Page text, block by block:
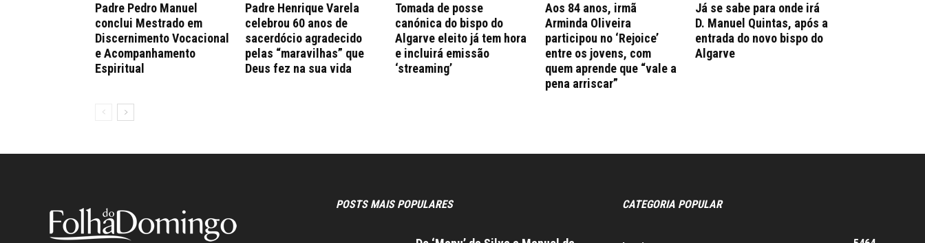
Padre Pedro Manuel
conclui Mestrado em
Discernimento Vocacional
e Acompanhamento
Espiritual
Padre Henrique Varela
celebrou 60 anos de
sacerdócio agradecido
pelas “maravilhas” que
Deus fez na sua vida
Tomada de posse
canónica do bispo do
Algarve eleito já tem hora
e incluirá emissão
‘streaming’
Aos 84 anos, irmã
Arminda Oliveira
participou no ‘Rejoice’
entre os jovens, com
quem aprende que “vale a
pena arriscar”
Já se sabe para onde irá
D. Manuel Quintas, após a
entrada do novo bispo do
Algarve
POSTS MAIS POPULARES CATEGORIA POPULAR